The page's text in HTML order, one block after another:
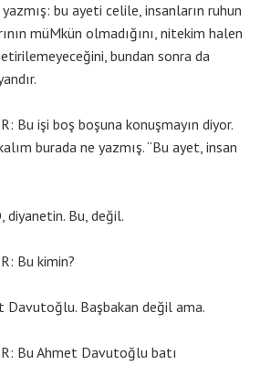
bu ayeti celile, insanların ruhun
müMkün olmadığını, nitekim halen
bundan sonra da
Bu işi boş boşuna konuşmayın diyor.
burada ne yazmış. “Bu ayet, insan
diyanetin. Bu, değil.
Bu kimin?
Davutoğlu. Başbakan değil ama.
Bu Ahmet Davutoğlu batı